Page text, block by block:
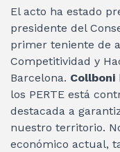
El acto ha estado
presidente del
primer teniente de
Competitividad y
Barcelona. Collboni
los PERTE está
destacada a
nuestro territorio.
económico actual,